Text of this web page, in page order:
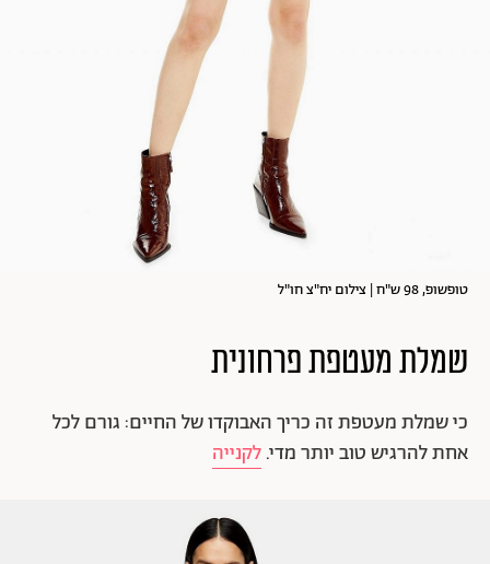
טופשופ, 98 ש"ח | צילום יח"צ חו"ל
שמלת מעטפת פרחונית
כי שמלת מעטפת זה כריך האבוקדו של החיים: גורם לכל
אחת להרגיש טוב יותר מדי.לקנייה